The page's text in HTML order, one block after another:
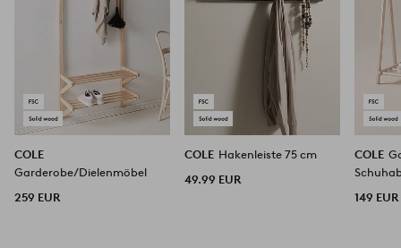
COLE
Garderobe/Dielenmöbel
259 EUR
COLE Hakenleiste 75 cm
49.99 EUR
COLE
149 EUR